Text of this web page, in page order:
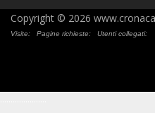
Copyright © 2026
Visite: Pagine richieste: Utenti collegati: